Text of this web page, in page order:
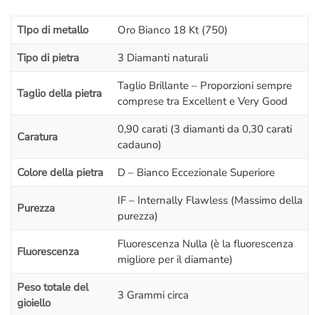
Dal momento che questo
ad ogni nuovo ordine
è possibile personalizzarlo
piacimento: Puoi scegliere se cambiare ilmetalloe crearlo in
Oro Rosa,Oro Giallo oppure inPlatino. Puoi anche cambiare la
– Se vieni a visitarci di persona avrai una
mondo del diamante:
vedrai dal vivo le differenze di colore,
microscopio
; una spiegazione semplificata ma dettagliata sul
che ti farà capire tanti piccoli segreti e ti metterà
fare una scelta più consapevole
L’appuntamento è ovviamente senza impegno,
Il prezzo di questo Anello Trilogy
TIpo di metallo
Oro Bianco 18 Kt (750)
Tipo di pietra
3 Diamanti naturali
Taglio della pietra
Taglio Brillante – Proporzioni sempre
comprese tra Excellent e Very Good
Caratura
0,90 carati (3 diamanti da 0,30 carati
cadauno)
Colore della pietra
D – Bianco Eccezionale Superiore
Purezza
IF – Internally Flawless (Massimo della
purezza)
Fluorescenza
Fluorescenza Nulla (è la fluorescenza
migliore per il diamante)
Peso totale del
gioiello
3 Grammi circa